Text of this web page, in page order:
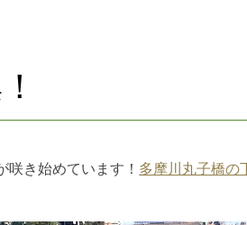
咲き始めています！ 多摩川丸子橋の